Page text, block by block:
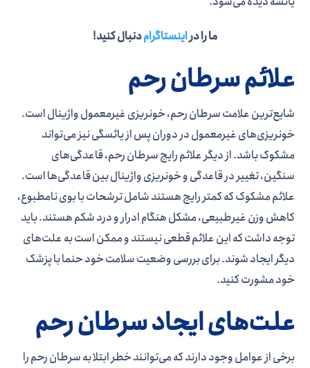
ما را دراینستاگرامدنبال کنید!
علائم سرطان رحم
شایع­‌ترین علامت سرطان رحم، خونریزی غیرمعمول واژینال است.
خونریزی­‌های غیرمعمول در دوران پس از یائسگی نیز می­‌تواند
مشکوک باشد. از دیگر علائم رایج سرطان رحم، قاعدگی­‌های
سنگین، تغییر در قاعدگی و خونریزی واژینال بین قاعدگی­‌ها است.
علائم مشکوک که کمتر رایج هستند شامل ترشحات با بوی نامطبوع،
کاهش وزن غیرطبیعی، مشکل هنگام ادرار و درد شکم هستند. باید
توجه داشت که این علائم قطعی نیستند و ممکن است به علت­‌های
دیگر ایجاد شوند. برای بررسی وضعیت سلامت خود حنما با پزشک
خود مشورت کنید.
علت‌­های ایجاد سرطان رحم
برخی از عوامل وجود دارند که می‌­توانند خطر ابتلا به سرطان رحم را